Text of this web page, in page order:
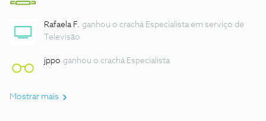
Rafaela F. ganhou o crachá Especialista em serviço de
Televisão
jppo ganhou o crachá Especialista
Mostrar mais